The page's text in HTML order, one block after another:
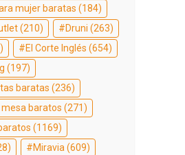
mujer baratas (184)
(210) Druni (263)
El Corte Inglés (654)
(197)
baratas (236)
baratos (271)
(1169)
Miravia (609)